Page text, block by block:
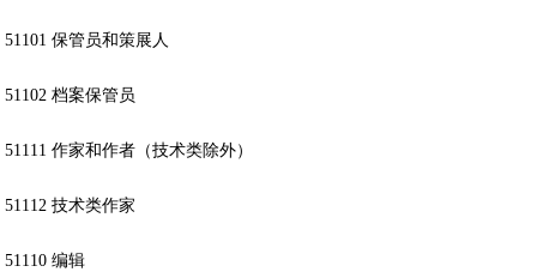
51101 保管员和策展人
51102 档案保管员
51111 作家和作者（技术类除外）
51112 技术类作家
51110 编辑